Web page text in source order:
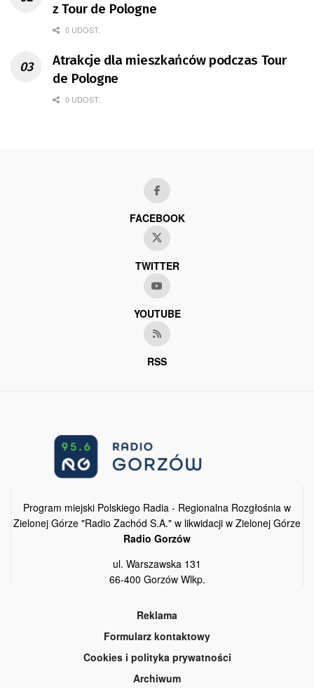
z Tour de Pologne
0 UDOST.
Atrakcje dla mieszkańców podczas Tour
de Pologne
0 UDOST.
FACEBOOK
TWITTER
YOUTUBE
RSS
Program miejski Polskiego Radia - Regionalna Rozgłośnia w
Zielonej Górze "Radio Zachód S.A." w likwidacji w Zielonej Górze
Radio Gorzów
ul. Warszawska 131
66-400 Gorzów Wlkp.
Reklama
Formularz kontaktowy
Cookies i polityka prywatności
Archiwum